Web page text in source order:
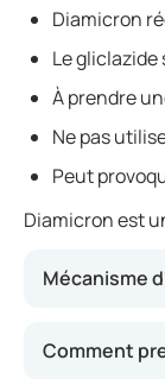
Diamicron
Le
À prendre
Ne pas
Peut
Diamicron est
Mécanisme
Comment